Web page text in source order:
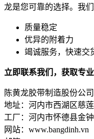
龙是您可靠的选择。我
质量稳定
优异的附着力
竭诚服务，快速交
立即联系我们，获取专
陈黄龙胶带制造股份公司
地址：河内市西湖区慈
工厂：河内市怀德县金
网站：www.bangdinh.vn